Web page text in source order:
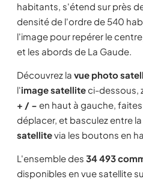
habitants, s'étend sur près
densité de l'ordre de 540
l'image pour repérer le
et les abords de La Gaude.
Découvrez la vue photo
l'image satelliteci-dessous,
+ / − en haut à gauche,
déplacer, et basculez entre la
satellitevia les boutons en
L'ensemble des 34 493
disponibles en vue satellite